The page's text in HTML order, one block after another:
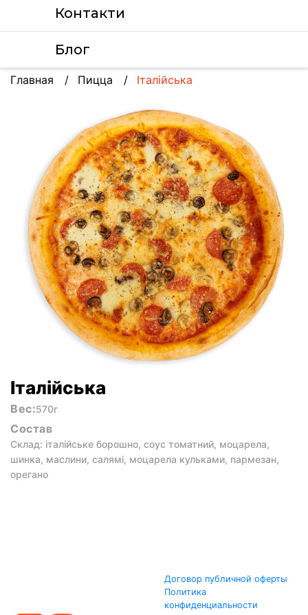
Контакти
Блог
Главная Пицца Італійська
Італійська
Вес:570г
Состав
Склад: італійське борошно, соус томатний, моцарела,
шинка, маслини, салямі, моцарела кульками, пармезан,
орегано
Договор публичной оферты
Политика
конфиденциальности